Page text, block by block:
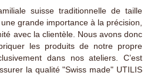
suisse traditionnelle de taille
grande importance à la précision,
avec la clientèle. Nous avons donc
les produits de notre propre
dans nos ateliers. C’est
la qualité "Swiss made" UTILIS